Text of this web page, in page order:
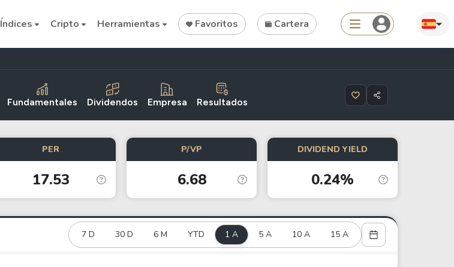
Índices Cripto Herramientas Favoritos Cartera
Cryptocurrencies
Bitcoin
Ethereum
Binance Coin (BNB)
Dogecoin
Tools
Dividend Schedule
Stock Rankings
ETF Rankings
Crypto Rankings
Fundamentales Dividendos Empresa Resultados
PER
17.53
P/VP
6.68
DIVIDEND YIELD
0.24%
7 D 30 D 6 M YTD 1 A 5 A 10 A 15 A